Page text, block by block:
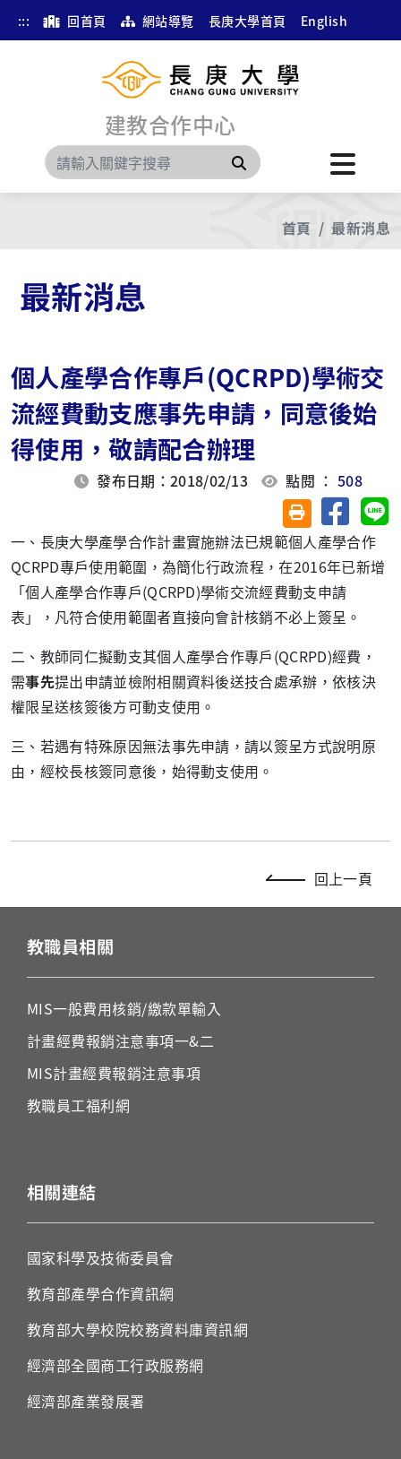
::: 回首頁 網站導覽 長庚大學首頁 English
建教合作中心
搜尋
首頁 最新消息
最新消息
個人產學合作專戶(QCRPD)學術交
流經費動支應事先申請，同意後始
得使用，敬請配合辦理
發布日期：2018/02/13 點閱 ：508
友善列印(另開視
分享至
一、長庚大學產學合作計畫實施辦法已規範個人產學合作
QCRPD專戶使用範圍，為簡化行政流程，在2016年已新增
「個人產學合作專戶(QCRPD)學術交流經費動支申請
表」，凡符合使用範圍者直接向會計核銷不必上簽呈。
二、教師同仁擬動支其個人產學合作專戶(QCRPD)經費，
需事先提出申請並檢附相關資料後送技合處承辦，依核決
權限呈送核簽後方可動支使用。
三、若遇有特殊原因無法事先申請，請以簽呈方式說明原
由，經校長核簽同意後，始得動支使用。
回上一頁
教職員相關
MIS一般費用核銷/繳款單輸入
計畫經費報銷注意事項一&二
MIS計畫經費報銷注意事項
教職員工福利網
相關連結
國家科學及技術委員會
教育部產學合作資訊網
教育部大學校院校務資料庫資訊網
經濟部全國商工行政服務網
經濟部產業發展署